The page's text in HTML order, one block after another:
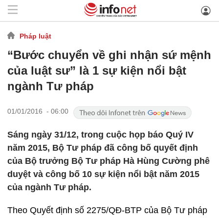
Pháp luật
“Bước chuyển về ghi nhận sứ mệnh
của luật sư” là 1 sự kiện nổi bật
ngành Tư pháp
01/01/2016 - 06:00
Sáng ngày 31/12, trong cuộc họp báo Quý IV
năm 2015, Bộ Tư pháp đã công bố quyết định
của Bộ trưởng Bộ Tư pháp Hà Hùng Cường phê
duyệt và công bố 10 sự kiện nổi bật năm 2015
của ngành Tư pháp.
Theo Quyết định số 2275/QĐ-BTP của Bộ Tư pháp